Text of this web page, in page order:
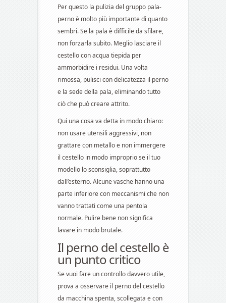
Per questo la pulizia del gruppo pala-
perno è molto più importante di quanto
sembri. Se la pala è difficile da sfilare,
non forzarla subito. Meglio lasciare il
cestello con acqua tiepida per
ammorbidire i residui. Una volta
rimossa, pulisci con delicatezza il perno
e la sede della pala, eliminando tutto
ciò che può creare attrito.
Qui una cosa va detta in modo chiaro:
non usare utensili aggressivi, non
grattare con metallo e non immergere
il cestello in modo improprio se il tuo
modello lo sconsiglia, soprattutto
dall’esterno. Alcune vasche hanno una
parte inferiore con meccanismi che non
vanno trattati come una pentola
normale. Pulire bene non significa
lavare in modo brutale.
Il perno del cestello è
un punto critico
Se vuoi fare un controllo davvero utile,
prova a osservare il perno del cestello
da macchina spenta, scollegata e con